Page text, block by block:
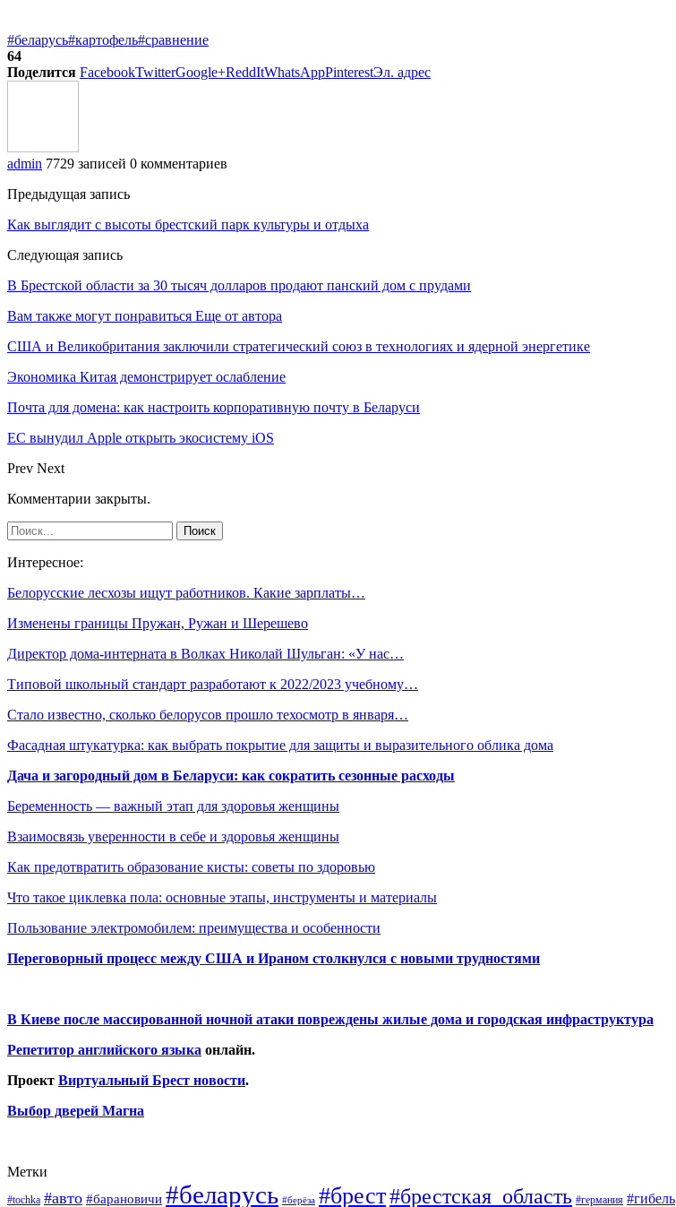
#беларусь#картофель#сравнение
64
Поделится FacebookTwitterGoogle+ReddItWhatsAppPinterestЭл. адрес
admin 7729 записей 0 комментариев
Предыдущая запись
Как выглядит с высоты брестский парк культуры и отдыха
Следующая запись
В Брестской области за 30 тысяч долларов продают панский дом с прудами
Вам также могут понравиться Еще от автора
США и Великобритания заключили стратегический союз в технологиях и ядерной энергетике
Экономика Китая демонстрирует ослабление
Почта для домена: как настроить корпоративную почту в Беларуси
ЕС вынудил Apple открыть экосистему iOS
Prev Next
Комментарии закрыты.
Интересное:
Белорусские лесхозы ищут работников. Какие зарплаты…
Изменены границы Пружан, Ружан и Шерешево
Директор дома-интерната в Волках Николай Шульган: «У нас…
Типовой школьный стандарт разработают к 2022/2023 учебному…
Стало известно, сколько белорусов прошло техосмотр в января…
Фасадная штукатурка: как выбрать покрытие для защиты и выразительного облика дома
Дача и загородный дом в Беларуси: как сократить сезонные расходы
Беременность — важный этап для здоровья женщины
Взаимосвязь уверенности в себе и здоровья женщины
Как предотвратить образование кисты: советы по здоровью
Что такое циклевка пола: основные этапы, инструменты и материалы
Пользование электромобилем: преимущества и особенности
Переговорный процесс между США и Ираном столкнулся с новыми трудностями
В Киеве после массированной ночной атаки повреждены жилые дома и городская инфраструктура
Репетитор английского языка онлайн.
Проект Виртуальный Брест новости.
Выбор дверей Магна
Метки
#tochka #авто #барановичи #беларусь #берёза #брест#брестская_область #германия #гибель